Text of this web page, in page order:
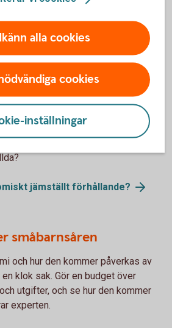
finns det några saker som är bra
flyttlasset går.
ekonomi
jämställt förhållande?
småbarnsåren
och hur den kommer påverkas av
klok sak. Gör en budget över
utgifter, och se hur den kommer
experten.
alla cookies
cookies
inställningar